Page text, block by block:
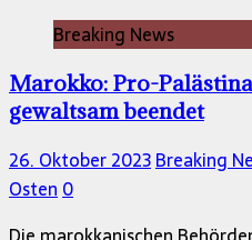
Breaking News
Marokko: Pro-
gewaltsam beendet
26. Oktober 2023Breaking
Osten 0